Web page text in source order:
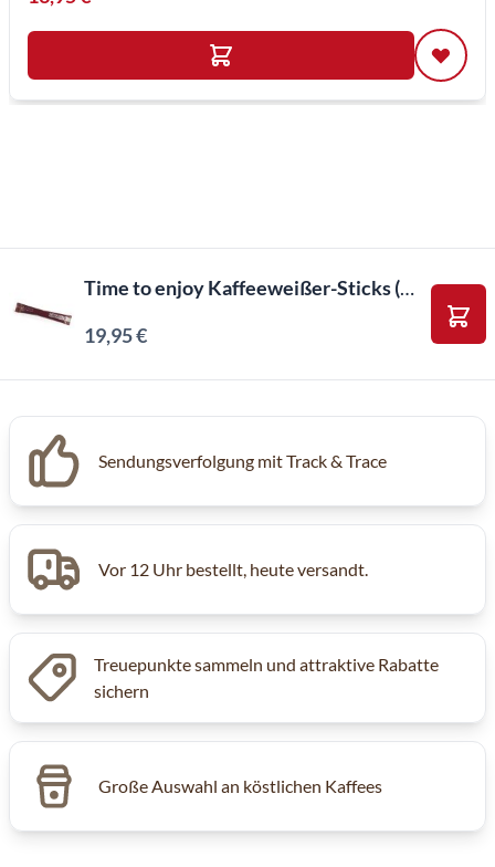
Time to enjoy Kaffeeweißer-Sticks (600 Stück)
19,95 €
In
Sendungsverfolgung mit Track & Trace
Vor 12 Uhr bestellt, heute versandt.
Treuepunkte sammeln und attraktive Rabatte
sichern
Große Auswahl an köstlichen Kaffees